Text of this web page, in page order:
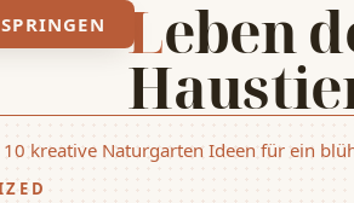
Leben der
10 kreative Naturgarten Ideen für ein